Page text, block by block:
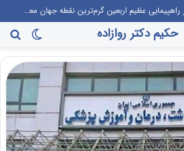
خیلی اتفاقی! مسیر راهپیمایی عظیم اربعین گرم‌ترین نقطه جهان معرفی می‌شود!
تغییر
پوسته
حکیم دکتر روازاده